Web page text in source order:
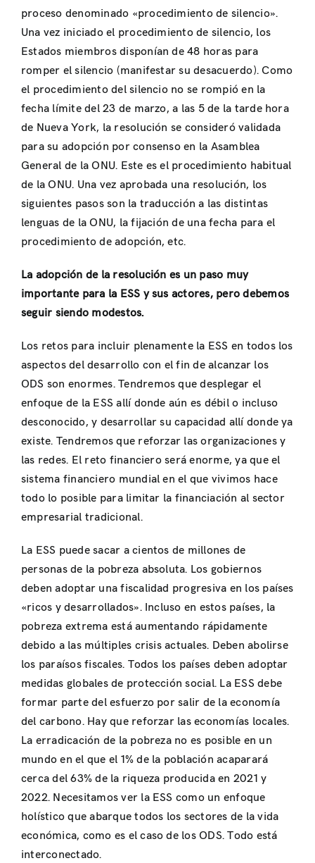
proceso denominado «procedimiento de silencio».
Una vez iniciado el procedimiento de silencio, los
Estados miembros disponían de 48 horas para
romper el silencio (manifestar su desacuerdo). Como
el procedimiento del silencio no se rompió en la
fecha límite del 23 de marzo, a las 5 de la tarde hora
de Nueva York, la resolución se consideró validada
para su adopción por consenso en la Asamblea
General de la ONU. Este es el procedimiento habitual
de la ONU. Una vez aprobada una resolución, los
siguientes pasos son la traducción a las distintas
lenguas de la ONU, la fijación de una fecha para el
procedimiento de adopción, etc.
La adopción de la resolución es un paso muy
importante para la ESS y sus actores, pero debemos
seguir siendo modestos.
Los retos para incluir plenamente la ESS en todos los
aspectos del desarrollo con el fin de alcanzar los
ODS son enormes. Tendremos que desplegar el
enfoque de la ESS allí donde aún es débil o incluso
desconocido, y desarrollar su capacidad allí donde ya
existe. Tendremos que reforzar las organizaciones y
las redes. El reto financiero será enorme, ya que el
sistema financiero mundial en el que vivimos hace
todo lo posible para limitar la financiación al sector
empresarial tradicional.
La ESS puede sacar a cientos de millones de
personas de la pobreza absoluta. Los gobiernos
deben adoptar una fiscalidad progresiva en los países
«ricos y desarrollados». Incluso en estos países, la
pobreza extrema está aumentando rápidamente
debido a las múltiples crisis actuales. Deben abolirse
los paraísos fiscales. Todos los países deben adoptar
medidas globales de protección social. La ESS debe
formar parte del esfuerzo por salir de la economía
del carbono. Hay que reforzar las economías locales.
La erradicación de la pobreza no es posible en un
mundo en el que el 1% de la población acaparará
cerca del 63% de la riqueza producida en 2021 y
2022. Necesitamos ver la ESS como un enfoque
holístico que abarque todos los sectores de la vida
económica, como es el caso de los ODS. Todo está
interconectado.